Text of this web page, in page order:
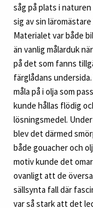
såg på plats i
sig av sin
Materialet var både
än vanlig målarduk
på det som fanns
färglådans
måla på i olja som
kunde hållas flödig
lösningsmedel.
blev det därmed
både gouacher och
motiv kunde det
ovanligt att de
sällsynta fall där
var så stark att det